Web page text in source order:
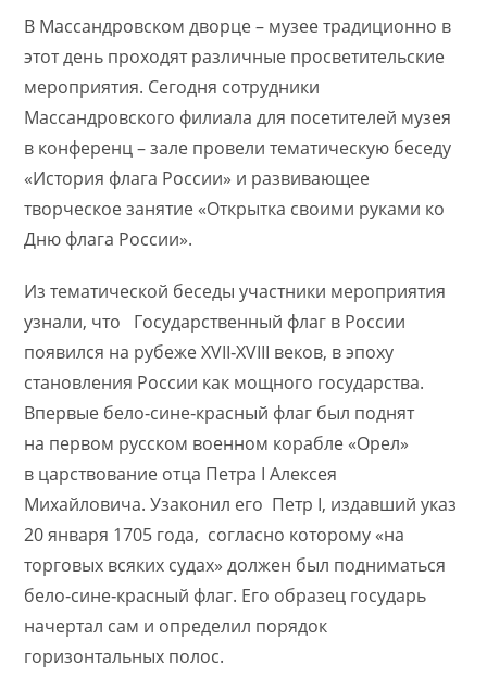
В Массандровском дворце – музее традиционно в
этот день проходят различные просветительские
мероприятия. Сегодня сотрудники
Массандровского филиала для посетителей музея
в конференц – зале провели тематическую беседу
«История флага России» и развивающее
творческое занятие «Открытка своими руками ко
Дню флага России».
Из тематической беседы участники мероприятия
узнали, что Государственный флаг в России
появился на рубеже XVII‑XVIII веков, в эпоху
становления России как мощного государства.
Впервые бело‑сине‑красный флаг был поднят
на первом русском военном корабле «Орел»
в царствование отца Петра I Алексея
Михайловича. Узаконил его Петр I, издавший указ
20 января 1705 года, согласно которому «на
торговых всяких судах» должен был подниматься
бело‑сине‑красный флаг. Его образец государь
начертал сам и определил порядок
горизонтальных полос.